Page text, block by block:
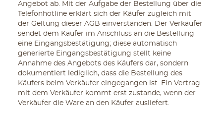
Angebot ab. Mit der Aufgabe der Bestellung über die
Telefonhotline erklärt sich der Käufer zugleich mit
der Geltung dieser AGB einverstanden. Der Verkäufer
sendet dem Käufer im Anschluss an die Bestellung
eine Eingangsbestätigung; diese automatisch
generierte Eingangsbestätigung stellt keine
Annahme des Angebots des Käufers dar, sondern
dokumentiert lediglich, dass die Bestellung des
Käufers beim Verkäufer eingegangen ist. Ein Vertrag
mit dem Verkäufer kommt erst zustande, wenn der
Verkäufer die Ware an den Käufer ausliefert.